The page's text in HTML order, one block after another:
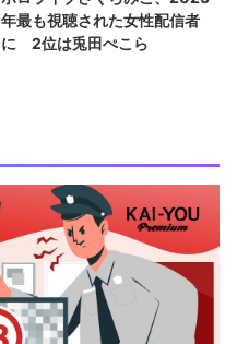
年最も視聴された女性配信者
に 2位は兎田ぺこら